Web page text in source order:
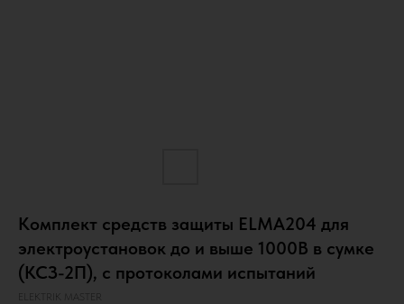
Комплект средств защиты ELMA204 для
электроустановок до и выше 1000В в сумке
(КСЗ-2П), с протоколами испытаний
ELEKTRIK MASTER